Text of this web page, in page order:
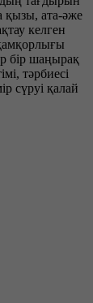
ата-әже
келген
бір шаңырақ
тәрбиесі
сүруі қалай